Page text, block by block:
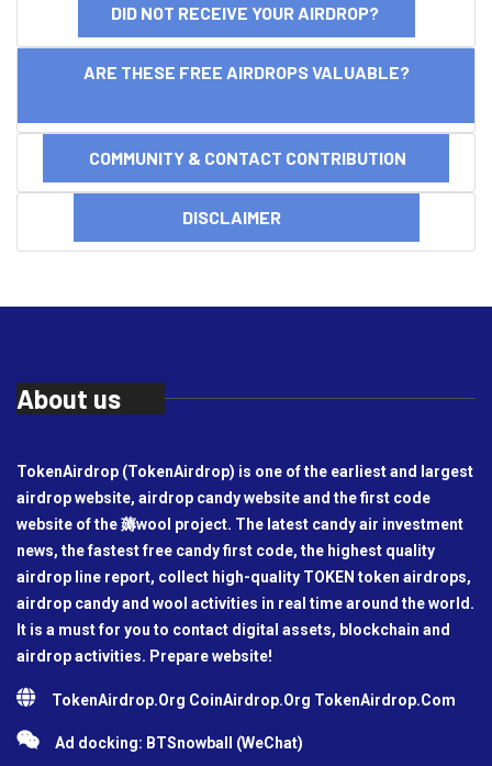
DID NOT RECEIVE YOUR AIRDROP?
ARE THESE FREE AIRDROPS VALUABLE?
COMMUNITY & CONTACT CONTRIBUTION
DISCLAIMER
About us
TokenAirdrop (TokenAirdrop) is one of the earliest and largest
airdrop website, airdrop candy website and the first code
website of the 薅wool project. The latest candy air investment
news, the fastest free candy first code, the highest quality
airdrop line report, collect high-quality TOKEN token airdrops,
airdrop candy and wool activities in real time around the world.
It is a must for you to contact digital assets, blockchain and
airdrop activities. Prepare website!
TokenAirdrop.Org CoinAirdrop.Org TokenAirdrop.Com
Ad docking: BTSnowball (WeChat)